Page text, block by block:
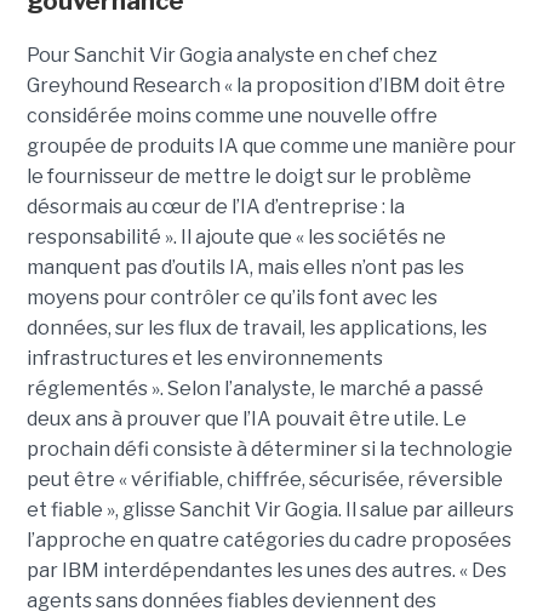
Pour Sanchit Vir Gogia analyste en chef chez
Greyhound Research « la proposition d’IBM doit être
considérée moins comme une nouvelle offre
groupée de produits IA que comme une manière pour
le fournisseur de mettre le doigt sur le problème
désormais au cœur de l’IA d’entreprise : la
responsabilité ». Il ajoute que « les sociétés ne
manquent pas d’outils IA, mais elles n’ont pas les
moyens pour contrôler ce qu’ils font avec les
données, sur les flux de travail, les applications, les
infrastructures et les environnements
réglementés ». Selon l’analyste, le marché a passé
deux ans à prouver que l’IA pouvait être utile. Le
prochain défi consiste à déterminer si la technologie
peut être « vérifiable, chiffrée, sécurisée, réversible
et fiable », glisse Sanchit Vir Gogia. Il salue par ailleurs
l’approche en quatre catégories du cadre proposées
par IBM interdépendantes les unes des autres. « Des
agents sans données fiables deviennent des